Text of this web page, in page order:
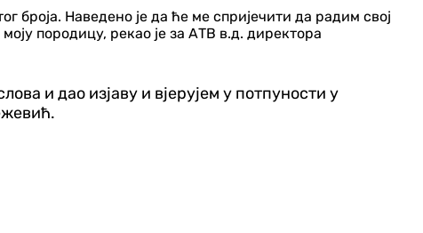
броја. Наведено је да ће ме спријечити да радим свој
породицу, рекао је за АТВ в.д. директора
и дао изјаву и вјерујем у потпуности у